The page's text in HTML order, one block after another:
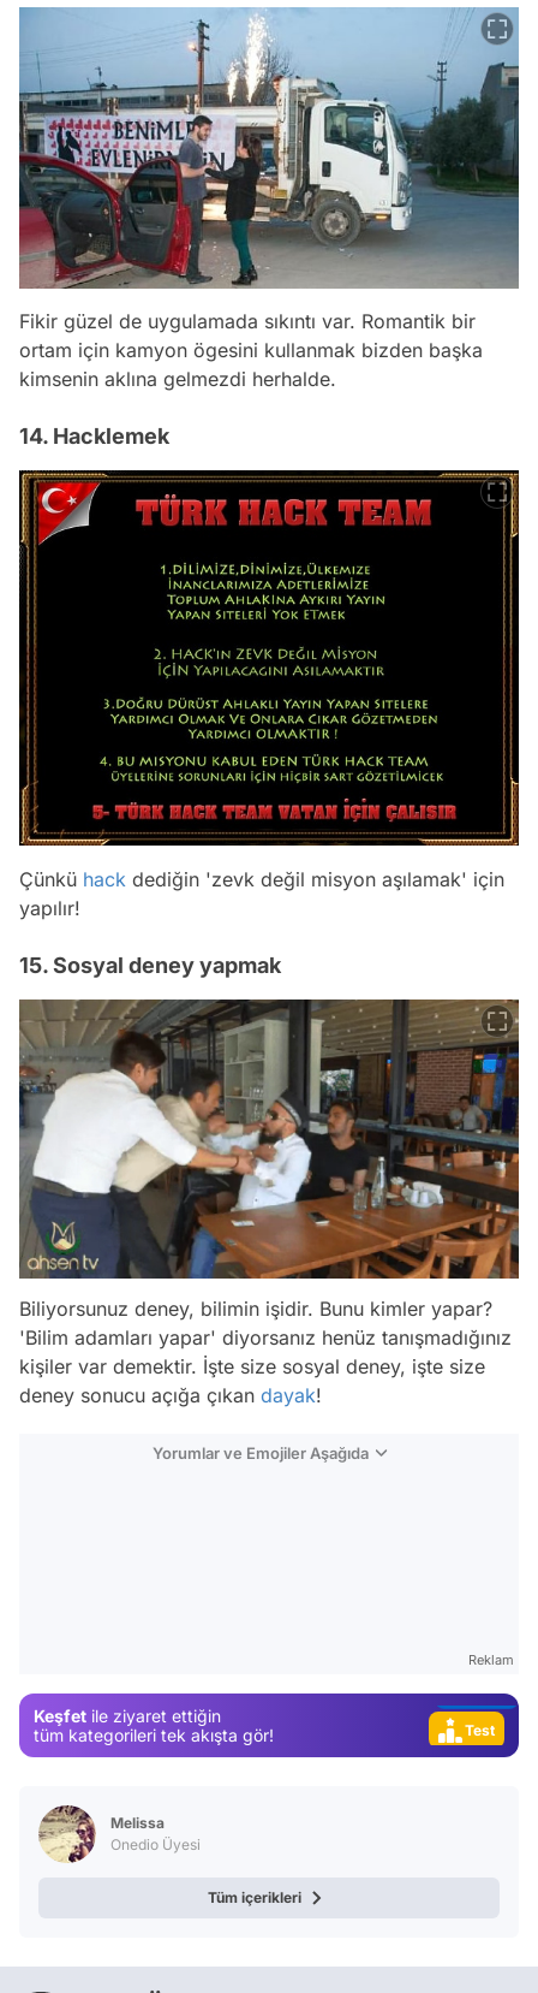
Fikir güzel de uygulamada sıkıntı var. Romantik bir
ortam için kamyon ögesini kullanmak bizden başka
kimsenin aklına gelmezdi herhalde.
14. Hacklemek
Çünkü hack dediğin 'zevk değil misyon aşılamak' için
yapılır!
15. Sosyal deney yapmak
Biliyorsunuz deney, bilimin işidir. Bunu kimler yapar?
'Bilim adamları yapar' diyorsanız henüz tanışmadığınız
kişiler var demektir. İşte size sosyal deney, işte size
deney sonucu açığa çıkan dayak!
Yorumlar ve Emojiler Aşağıda
Reklam
Keşfet ile ziyaret ettiğin
tüm kategorileri tek akışta gör!
Test
Melissa
Onedio Üyesi
Tüm içerikleri